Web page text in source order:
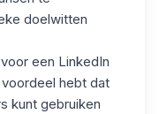
doelwitten
een LinkedIn
hebt dat
kunt gebruiken